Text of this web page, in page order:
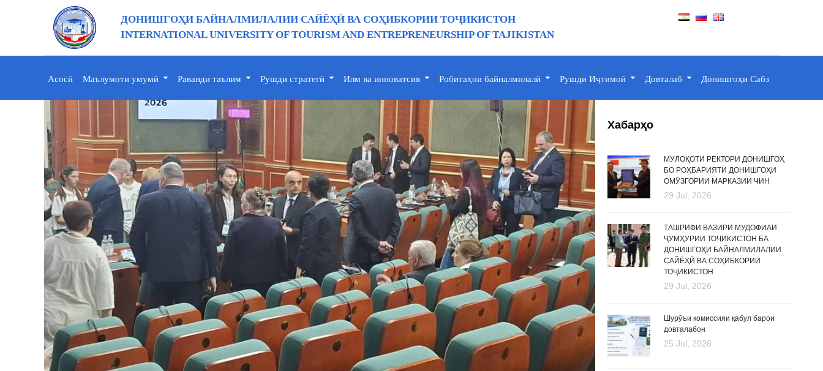
ДОНИШГОҲИ БАЙНАЛМИЛАЛИИ САЙЁҲӢ ВА СОҲИБКОРИИ ТОҶИКИСТОН
INTERNATIONAL UNIVERSITY OF TOURISM AND ENTREPRENEURSHIP OF TAJIKISTAN
Асосӣ Маълумоти умумӣ Раванди таълим Рушди стратегӣ Илм ва инноватсия Робитаҳои байналмилалӣ Рушди Иҷтимоӣ Довталаб Донишгоҳи Сабз
Хабарҳо
МУЛОҚОТИ РЕКТОРИ ДОНИШГОҲ
БО РОҲБАРИЯТИ ДОНИШГОҲИ
ОМӮЗГОРИИ МАРКАЗИИ ЧИН
29 Jul, 2026
ТАШРИФИ ВАЗИРИ МУДОФИАИ
ҶУМҲУРИИ ТОҶИКИСТОН БА
ДОНИШГОҲИ БАЙНАЛМИЛАЛИИ
САЙЁҲӢ ВА СОҲИБКОРИИ
ТОҶИКИСТОН
29 Jul, 2026
Шурӯъи комиссияи қабул барои
довталабон
25 Jul, 2026